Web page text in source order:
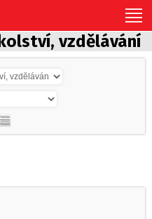
vzdělávání